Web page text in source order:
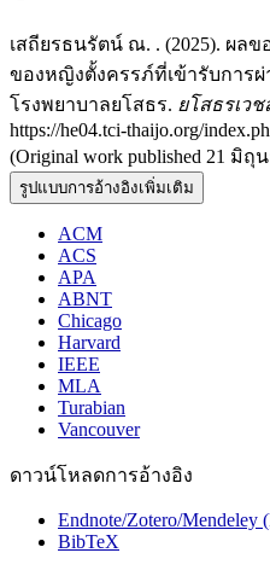
เสถียรธนรัตน์ ณ. . (2025). ผล
ของหญิงตั้งครรภ์ที่เข้ารับการ
โรงพยาบาลยโสธร. ยโสธรเวช
https://he04.tci-thaijo.org/
(Original work published 21 มิถุ
รูปแบบการอ้างอิงเพิ่มเติม
ACM
ACS
APA
ABNT
Chicago
Harvard
IEEE
MLA
Turabian
Vancouver
ดาวน์โหลดการอ้างอิง
Endnote/Zotero/Mendeley
BibTeX